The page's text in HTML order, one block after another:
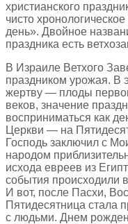
христианского
чисто
день». Двойное
праздника есть
В Израиле Ветхого
праздником урожая. В
жертву — плоды
веков, значение
восприниматься как
Церкви — на
Господь заключил с
народом
исхода евреев из
события происходили
И вот, после Пасхи,
Пятидесятница стала
с людьми. Днем